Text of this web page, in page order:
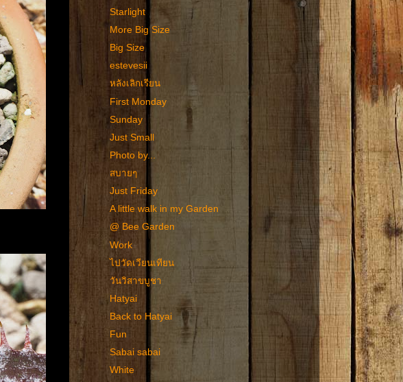
Starlight
More Big Size
Big Size
estevesii
หลังเลิกเรียน
First Monday
Sunday
Just Small
Photo by...
สบายๆ
Just Friday
A little walk in my Garden
@ Bee Garden
Work
ไปวัดเวียนเทียน
วันวิสาขบูชา
Hatyai
Back to Hatyai
Fun
Sabai sabai
White